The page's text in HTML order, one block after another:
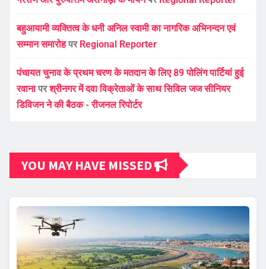
बहुआयामी व्यक्तित्व के धनी अनिल स्वामी का नागरिक अभिनन्दन एवं
सम्मान समारोहपर Regional Reporter
पंचायत चुनाव के प्रथम चरण के मतदान के लिए 89 पोलिंग पार्टियां हुई
रवानापरश्रीनगर में दवा विक्रेताओं के साथ सिविल जज सीनियर
डिविजन ने की बैठक - रीजनल रिपोर्टर
YOU MAY HAVE MISSED